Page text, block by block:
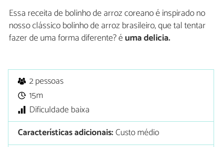
Essa receita de bolinho de arroz coreano é inspirado no
nosso clássico bolinho de arroz brasileiro, que tal tentar
fazer de uma forma diferente? éuma delicia.
2 pessoas
15m
Dificuldade baixa
Características adicionais:Custo médio